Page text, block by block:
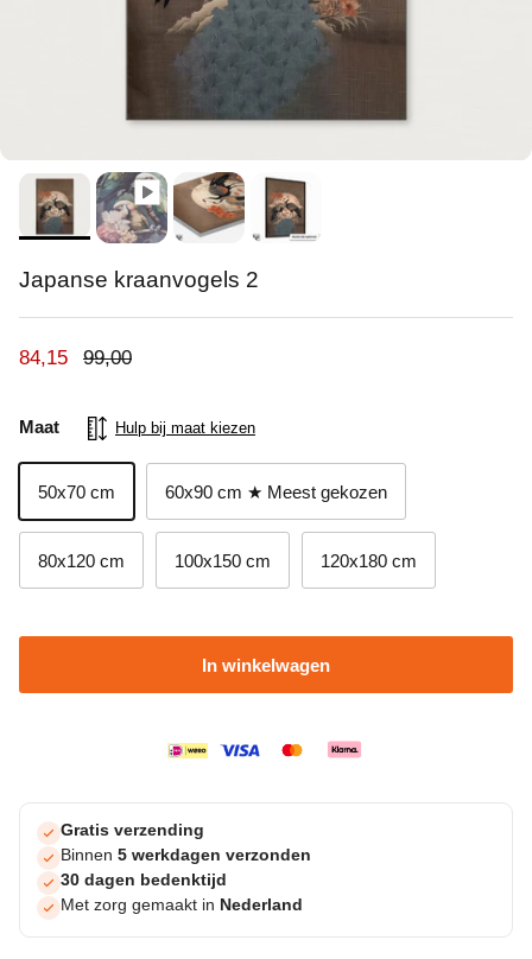
Japanse kraanvogels 2
Verkoopprijs
84,15 Reguliere prijs
99,00
Maat Hulp bij maat kiezen
50x70 cm 60x90 cm ★ Meest gekozen
80x120 cm 100x150 cm 120x180 cm
In winkelwagen
Gratis verzending
Binnen 5 werkdagen verzonden
30 dagen bedenktijd
Met zorg gemaakt in Nederland